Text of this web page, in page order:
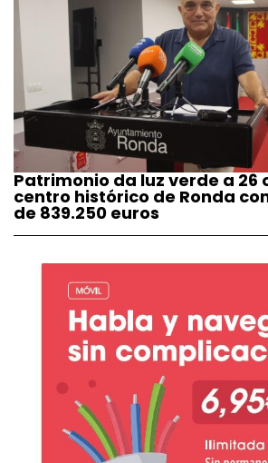
Patrimonio da luz verde a 26
centro histórico de Ronda
de 839.250 euros